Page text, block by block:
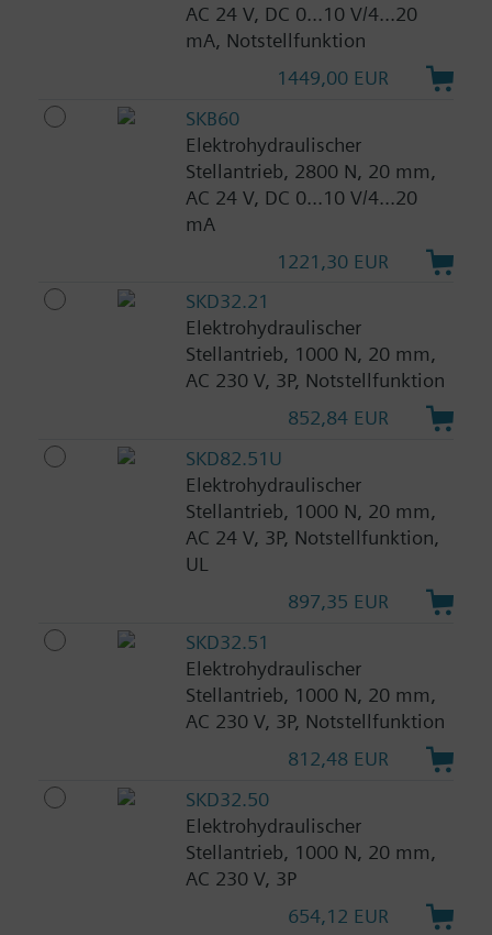
AC 24 V, DC 0...10 V/4...20
mA, Notstellfunktion
1449,00 EUR
SKB60
Elektrohydraulischer
Stellantrieb, 2800 N, 20 mm,
AC 24 V, DC 0...10 V/4...20
mA
1221,30 EUR
SKD32.21
Elektrohydraulischer
Stellantrieb, 1000 N, 20 mm,
AC 230 V, 3P, Notstellfunktion
852,84 EUR
SKD82.51U
Elektrohydraulischer
Stellantrieb, 1000 N, 20 mm,
AC 24 V, 3P, Notstellfunktion,
UL
897,35 EUR
SKD32.51
Elektrohydraulischer
Stellantrieb, 1000 N, 20 mm,
AC 230 V, 3P, Notstellfunktion
812,48 EUR
SKD32.50
Elektrohydraulischer
Stellantrieb, 1000 N, 20 mm,
AC 230 V, 3P
654,12 EUR